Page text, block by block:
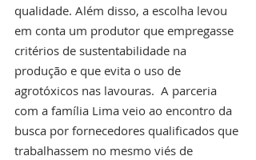
qualidade. Além disso, a escolha levou
em conta um produtor que empregasse
critérios de sustentabilidade na
produção e que evita o uso de
agrotóxicos nas lavouras.  A parceria
com a família Lima veio ao encontro da
busca por fornecedores qualificados que
trabalhassem no mesmo viés de